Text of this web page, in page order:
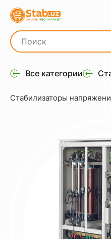
Все категории
Стабилизаторы